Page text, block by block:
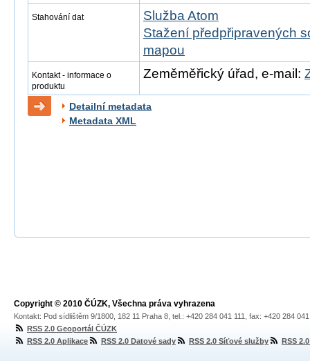
Stahování dat
Služba Atom
Stažení předpřipravených
mapou
Kontakt - informace o
produktu
Zeměměřický úřad, e-mail:
Detailní metadata
Metadata XML
Copyright © 2010 ČÚZK, Všechna práva vyhrazena
Kontakt: Pod sídlištěm 9/1800, 182 11 Praha 8, tel.: +420 284 041 111, fax: +420 284
RSS 2.0 Geoportál ČÚZK
RSS 2.0 Aplikace
RSS 2.0 Datové sady RSS 2.0 Síťové služby RSS